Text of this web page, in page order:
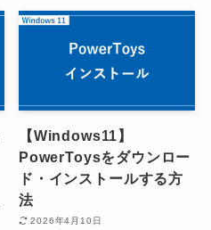
【Windows11】
PowerToysをダウンロー
ド・インストールする方
法
2026年4月10日